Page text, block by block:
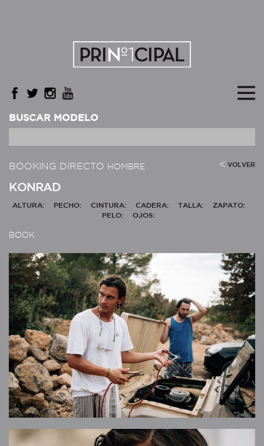
BUSCAR MODELO
BOOKING DIRECTO HOMBRE VOLVER
KONRAD
ALTURA: PECHO: CINTURA: CADERA: TALLA:
ZAPATO:
PELO:
OJOS:
BOOK